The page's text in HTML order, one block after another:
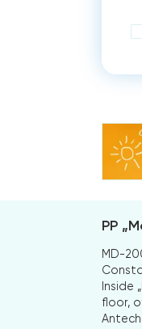
PP
MD-
Inside
floor,